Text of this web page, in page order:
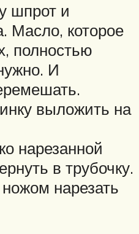
шпрот и
Масло, которое
полностью
И
выложить на
нарезанной
в трубочку.
нарезать